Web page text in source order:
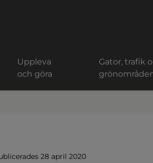
Uppleva
och göra
Gator, trafik
28 april 2020